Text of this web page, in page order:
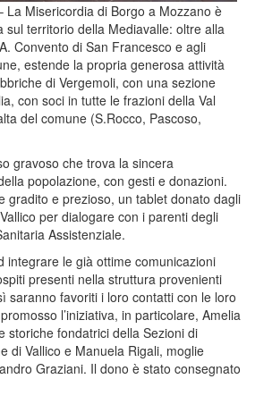
La Misericordia di Borgo a Mozzano è
sul territorio della Mediavalle: oltre alla
Convento di San Francesco e agli
estende la propria generosa attività
di Vergemoli, con una sezione
con soci in tutte le frazioni della Val
del comune (S.Rocco, Pascoso,
gravoso che trova la sincera
popolazione, con gesti e donazioni.
gradito e prezioso, un tablet donato dagli
per dialogare con i parenti degli
Assistenziale.
integrare le già ottime comunicazioni
presenti nella struttura provenienti
saranno favoriti i loro contatti con le loro
l’iniziativa, in particolare, Amelia
storiche fondatrici della Sezioni di
di Vallico e Manuela Rigali, moglie
Graziani. Il dono è stato consegnato